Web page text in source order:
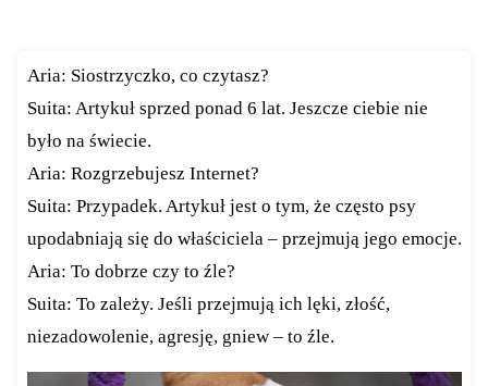
Aria: Siostrzyczko, co czytasz?
Suita: Artykuł sprzed ponad 6 lat. Jeszcze ciebie nie
było na świecie.
Aria: Rozgrzebujesz Internet?
Suita: Przypadek. Artykuł jest o tym, że często psy
upodabniają się do właściciela – przejmują jego emocje.
Aria: To dobrze czy to źle?
Suita: To zależy. Jeśli przejmują ich lęki, złość,
niezadowolenie, agresję, gniew – to źle.